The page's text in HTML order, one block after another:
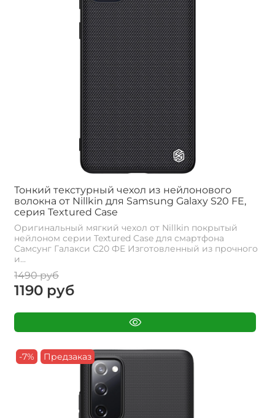
Тонкий текстурный чехол из нейлонового
волокна от Nillkin для Samsung Galaxy S20 FE,
серия Textured Case
Оригинальный мягкий чехол от Nillkin покрытый
нейлоном серии Textured Case для смартфона
Самсунг Галакси С20 ФЕ Изготовленный из прочного
и...
1490 руб
1190 руб
-7% Предзаказ